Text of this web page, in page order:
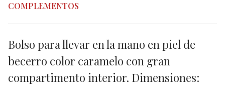
COMPLEMENTOS
Bolso para llevar en la mano en piel de
becerro color caramelo con gran
compartimento interior. Dimensiones: